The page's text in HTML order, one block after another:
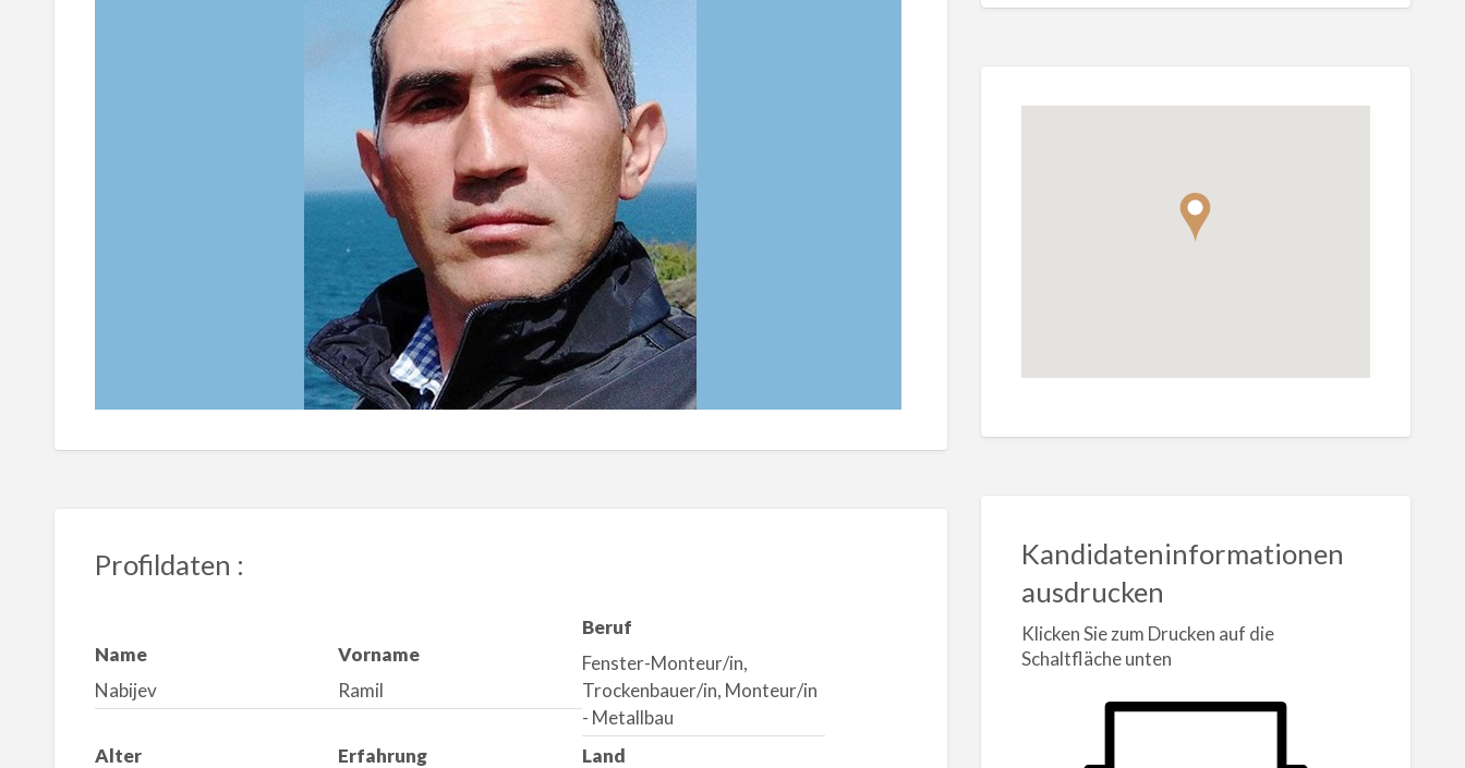
Profildaten :
Name
Nabijev
Vorname
Ramil
Beruf
Fenster-Monteur/in,
Trockenbauer/in, Monteur/in
- Metallbau
Alter
Erfahrung
Land
Kandidateninformationen
ausdrucken
Klicken Sie zum Drucken auf die
Schaltfläche unten